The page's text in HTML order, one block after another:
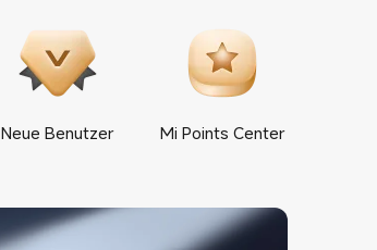
Neue Benutzer Mi Points Center